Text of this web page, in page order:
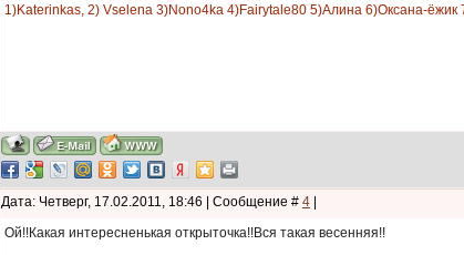
1)Katerinkas, 2) Vselena 3)Nono4ka 4)Fairytale80 5)Алина 6)Оксана-
Дата: Четверг, 17.02.2011, 18:46 | Сообщение # 4
Ой!!Какая интересненькая открыточка!!Вся такая весенняя!!